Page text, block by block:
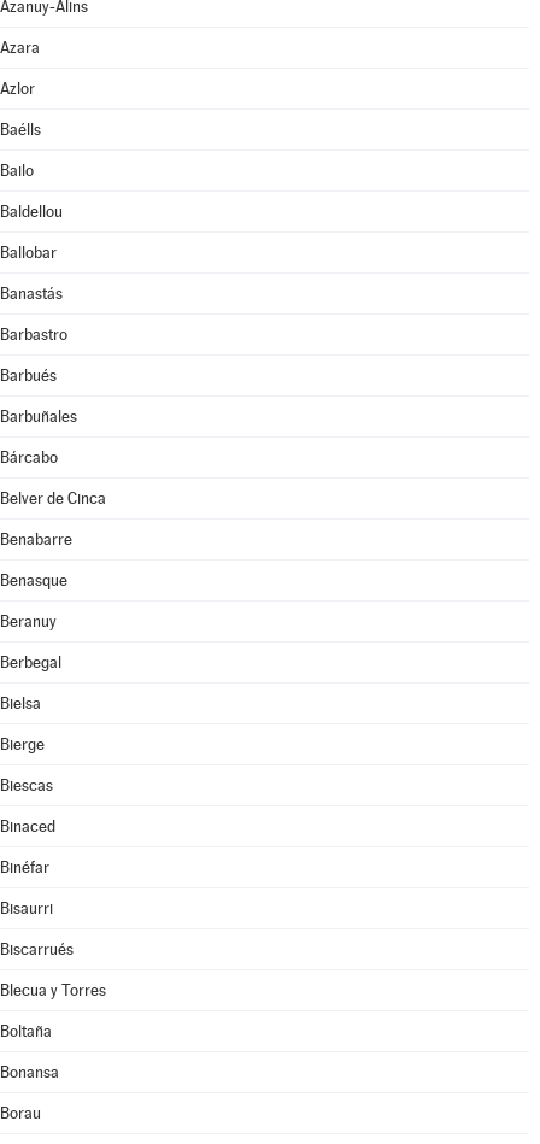
Azanuy-Alins
Azara
Azlor
Baélls
Bailo
Baldellou
Ballobar
Banastás
Barbastro
Barbués
Barbuñales
Bárcabo
Belver de Cinca
Benabarre
Benasque
Beranuy
Berbegal
Bielsa
Bierge
Biescas
Binaced
Binéfar
Bisaurri
Biscarrués
Blecua y Torres
Boltaña
Bonansa
Borau